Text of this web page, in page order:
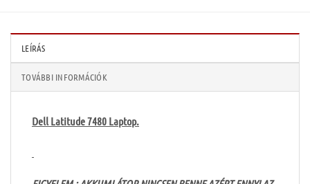
LEÍRÁS
TOVÁBBI INFORMÁCIÓK
Dell Latitude 7480 Laptop.